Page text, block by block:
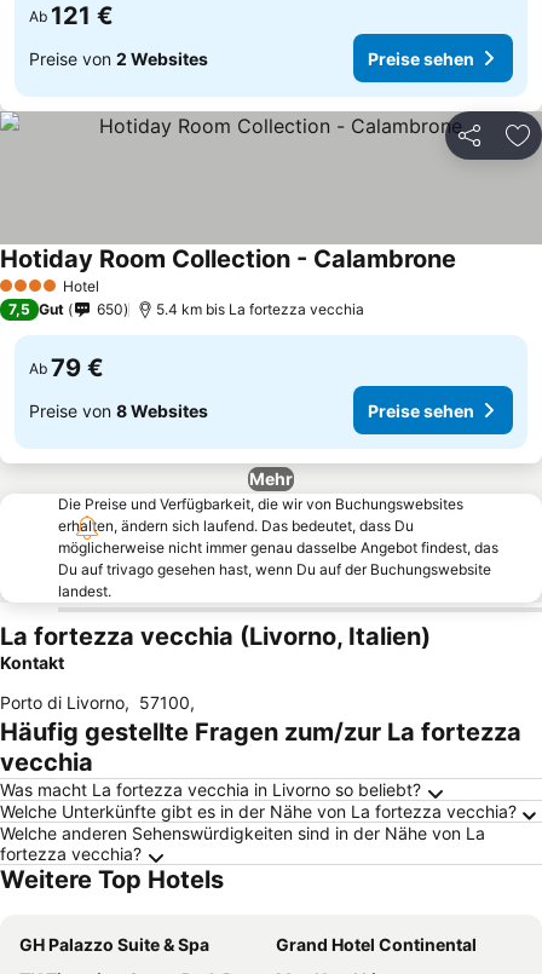
Ab 121 €
Preise von 2 Websites Preise sehen
Teilen
4 Sterne Hotel
Hotiday Room Collection - Calambrone
7,5 Gut 650 5.4 km bis La fortezza vecchia
Ab 79 €
Preise von 8 Websites Preise sehen
Mehr
Die Preise und Verfügbarkeit, die wir von Buchungswebsites
erhalten, ändern sich laufend. Das bedeutet, dass Du
möglicherweise nicht immer genau dasselbe Angebot findest, das
Du auf trivago gesehen hast, wenn Du auf der Buchungswebsite
landest.
La fortezza vecchia (Livorno, Italien)
Kontakt
Porto di Livorno, 57100,
Häufig gestellte Fragen zum/zur La fortezza
vecchia
Was macht La fortezza vecchia in Livorno so beliebt?
Welche Unterkünfte gibt es in der Nähe von La fortezza vecchia?
Welche anderen Sehenswürdigkeiten sind in der Nähe von La
fortezza vecchia?
Weitere Top Hotels
GH Palazzo Suite & Spa
Grand Hotel Continental